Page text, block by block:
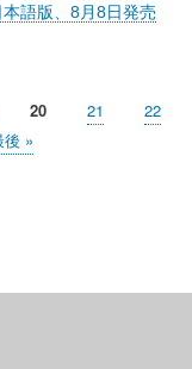
語版、8月8日発売
カ
レ
20 Page
21 Page
22
後 »